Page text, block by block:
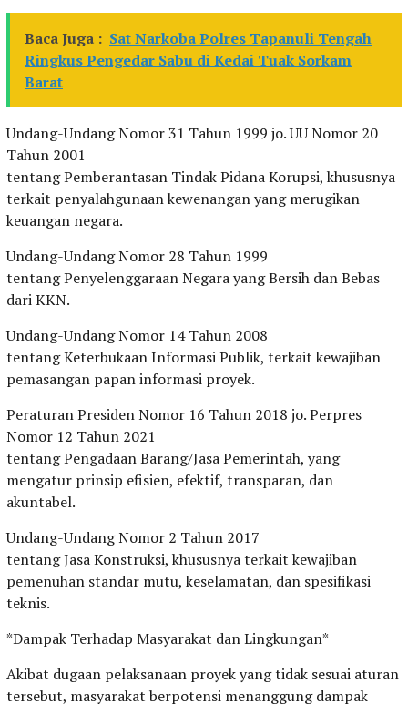
Baca Juga : Sat Narkoba Polres Tapanuli Tengah
Ringkus Pengedar Sabu di Kedai Tuak Sorkam
Barat
Undang-Undang Nomor 31 Tahun 1999 jo. UU Nomor 20
Tahun 2001
tentang Pemberantasan Tindak Pidana Korupsi, khususnya
terkait penyalahgunaan kewenangan yang merugikan
keuangan negara.
Undang-Undang Nomor 28 Tahun 1999
tentang Penyelenggaraan Negara yang Bersih dan Bebas
dari KKN.
Undang-Undang Nomor 14 Tahun 2008
tentang Keterbukaan Informasi Publik, terkait kewajiban
pemasangan papan informasi proyek.
Peraturan Presiden Nomor 16 Tahun 2018 jo. Perpres
Nomor 12 Tahun 2021
tentang Pengadaan Barang/Jasa Pemerintah, yang
mengatur prinsip efisien, efektif, transparan, dan
akuntabel.
Undang-Undang Nomor 2 Tahun 2017
tentang Jasa Konstruksi, khususnya terkait kewajiban
pemenuhan standar mutu, keselamatan, dan spesifikasi
teknis.
*Dampak Terhadap Masyarakat dan Lingkungan*
Akibat dugaan pelaksanaan proyek yang tidak sesuai aturan
tersebut, masyarakat berpotensi menanggung dampak